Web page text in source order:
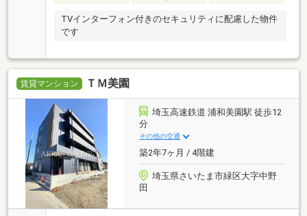
TVインターフォン付きのセキュリティに配慮した物件
です
賃貸マンション ＴＭ美園
埼玉高速鉄道 浦和美園駅 徒歩12
分
その他の交通
築2年7ヶ月 / 4階建
埼玉県さいたま市緑区大字中野
田